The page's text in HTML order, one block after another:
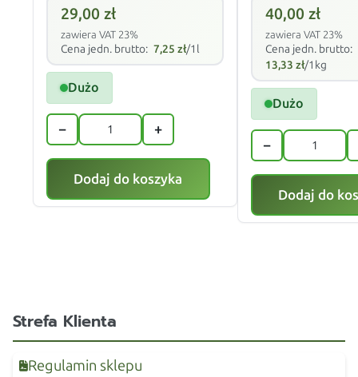
29,00 zł
zawiera VAT 23%
Cena jedn. brutto: 7,25 zł/1l
Dużo
− +
Dodaj do koszyka
40,00 zł
zawiera VAT 23%
Cena jedn. brutto:
13,33 zł/1kg
Dużo
−
Dodaj do
Strefa Klienta
Regulamin sklepu